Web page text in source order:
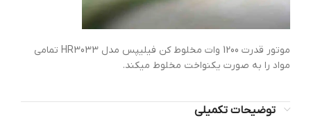
موتور قدرت 1200 وات مخلوط کن فیلیپس مدل HR3033 تمامی
مواد را به صورت یکنواخت مخلوط میکند.
توضیحات تکمیلی